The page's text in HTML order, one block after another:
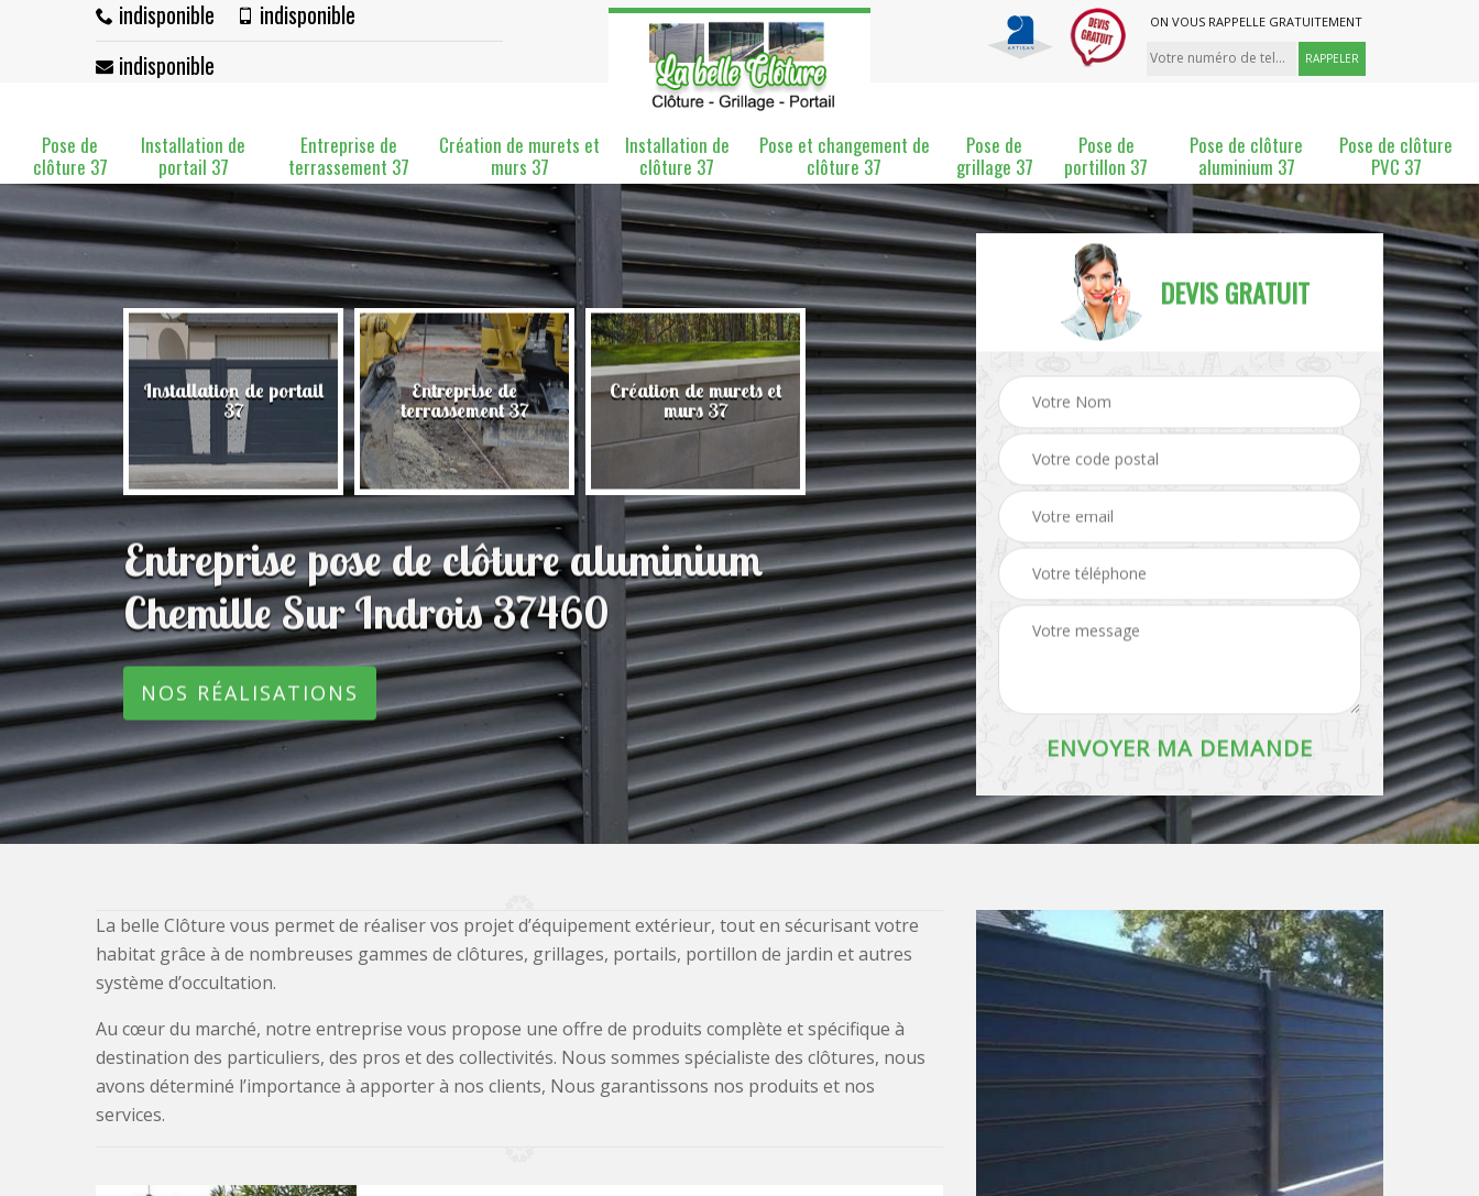
indisponible
indisponible
indisponible
ON VOUS RAPPELLE GRATUITEMENT
Pose de
clôture 37
Installation de
portail 37
Entreprise de
terrassement 37
Création de murets et
murs 37
Installation de
clôture 37
Pose et changement de
clôture 37
Pose de
grillage 37
Pose de
portillon 37
Pose de clôture
aluminium 37
Pose de clôture
PVC 37
37 Installation de portail
37
Entreprise de
terrassement 37
Création de murets et
murs 37
Installation de clôture
37
Pose et changement de Pose de grillage 37
Entreprise pose de clôture aluminium
Chemille Sur Indrois 37460
NOS RÉALISATIONS
DEVIS GRATUIT
La belle Clôture vous permet de réaliser vos projet d’équipement extérieur, tout en sécurisant votre
habitat grâce à de nombreuses gammes de clôtures, grillages, portails, portillon de jardin et autres
système d’occultation.
Au cœur du marché, notre entreprise vous propose une offre de produits complète et spécifique à
destination des particuliers, des pros et des collectivités. Nous sommes spécialiste des clôtures, nous
avons déterminé l’importance à apporter à nos clients, Nous garantissons nos produits et nos
services.